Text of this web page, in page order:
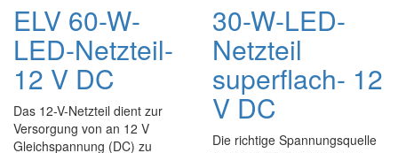
ELV 60-W-
LED-Netzteil-
12 V DC
Das 12-V-Netzteil dient zur
Versorgung von an 12 V
Gleichspannung (DC) zu
30-W-LED-
Netzteil
superflach- 12
V DC
Die richtige Spannungsquelle